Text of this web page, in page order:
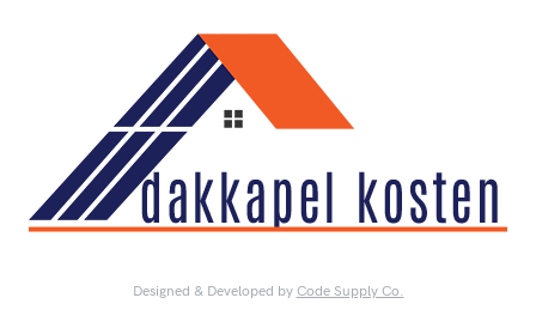
Designed & Developed by Code Supply Co.